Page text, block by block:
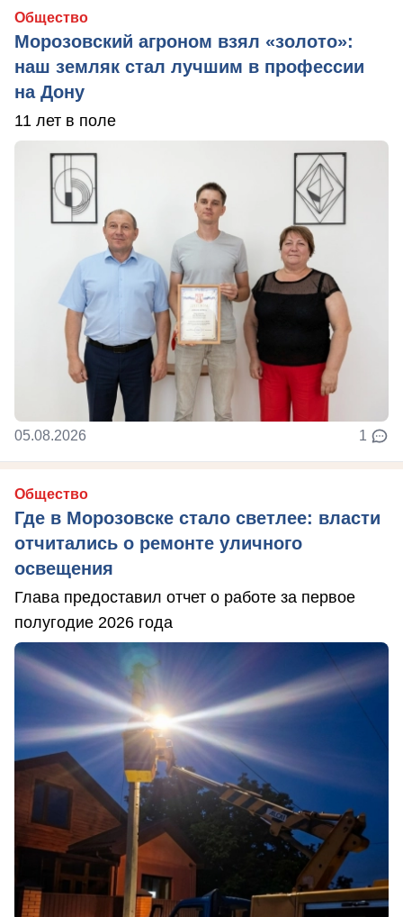
Общество
Морозовский агроном взял «золото»:
наш земляк стал лучшим в профессии
на Дону
11 лет в поле
05.08.2026 1
Общество
Где в Морозовске стало светлее: власти
отчитались о ремонте уличного
освещения
Глава предоставил отчет о работе за первое
полугодие 2026 года